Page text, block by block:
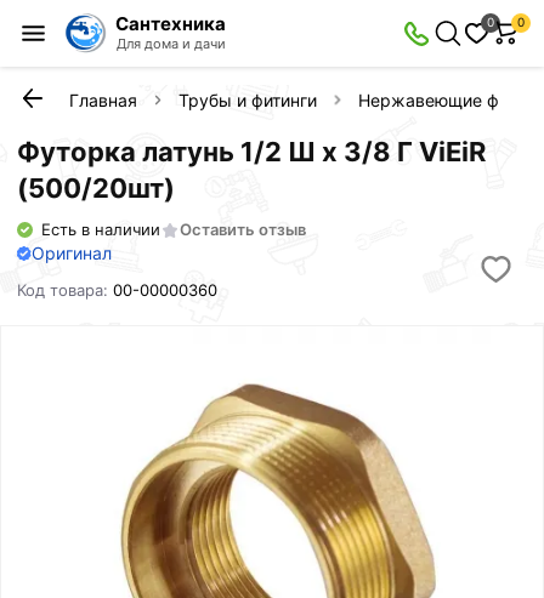
Сантехника
Для дома и дачи
0 0
Главная Трубы и фитинги Нержавеющие
Футорка латунь 1/2 Ш х 3/8 Г ViEiR
(500/20шт)
Есть в наличии Оставить отзыв
Оригинал
Код товара:00-00000360